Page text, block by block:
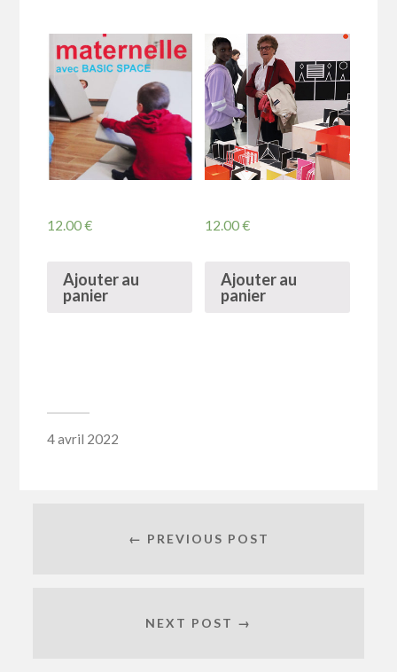
12.00€
Ajouter au
panier
12.00€
Ajouter au
panier
4 avril 2022
← PREVIOUS POST
NEXT POST →